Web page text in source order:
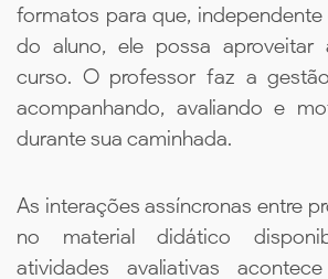
formatos para que, independente
do aluno, ele possa aproveitar
curso. O professor faz a
acompanhando, avaliando e
durante sua caminhada.
As interações assíncronas entre
no material didático
atividades avaliativas